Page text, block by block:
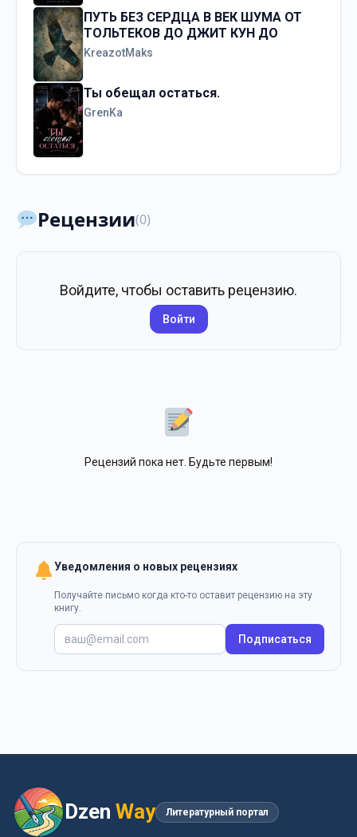
ПУТЬ БЕЗ СЕРДЦА В ВЕК ШУМА ОТ
ТОЛЬТЕКОВ ДО ДЖИТ КУН ДО
KreazotMaks
Ты обещал остаться.
GrenKa
Рецензии(0)
Войдите, чтобы оставить рецензию.
Войти
Рецензий пока нет. Будьте первым!
Уведомления о новых рецензиях
Получайте письмо когда кто-то оставит рецензию на эту
книгу.
Подписаться
Dzen Way Литературный портал